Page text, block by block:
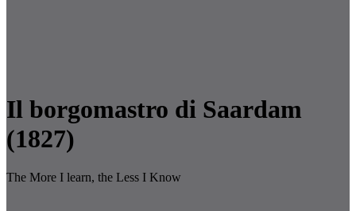
Il borgomastro di Saardam
(1827)
The More I learn, the Less I Know